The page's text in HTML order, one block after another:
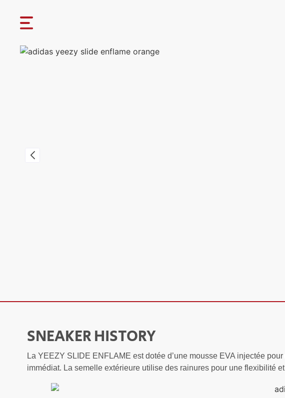
SNEAKER HISTORY
La YEEZY SLIDE ENFLAME est dotée d’une mousse EVA injectée
immédiat. La semelle extérieure utilise des rainures pour une flexibilité